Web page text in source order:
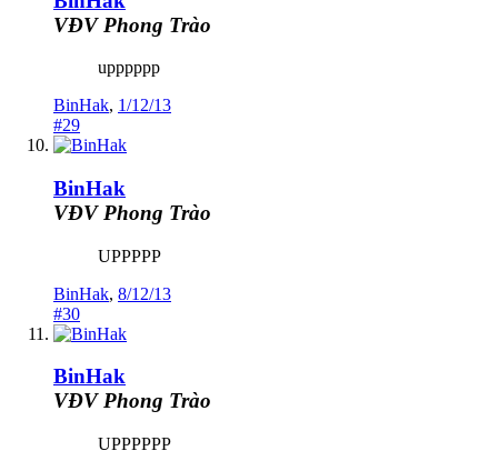
VĐV Phong Trào
upppppp
BinHak, 1/12/13
#29
BinHak
VĐV Phong Trào
UPPPPP
BinHak, 8/12/13
#30
BinHak
VĐV Phong Trào
UPPPPPP